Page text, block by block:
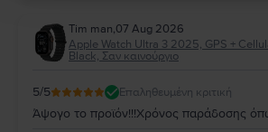
Tim man,07 Aug 2026
Apple Watch Ultra 3 2025, GPS +
Black, Σαν καινούργιο
5/5 Επαληθευμένη κριτική
Άψογο το προϊόν!!!Χρόνος παράδοσης